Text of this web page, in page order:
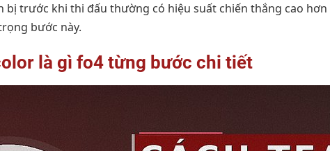
bị trước khi thi đấu thường có hiệu suất chiến thắng cao hơn
bước này.
là gì fo4 từng bước chi tiết